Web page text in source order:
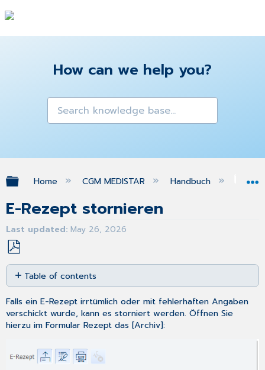
How can we help you?
Expand/collapse global hierarchy
Home CGM MEDISTAR Handbuch
E-Rezept stornieren
Last updated May 26, 2026
Save
as
PDF
Table of contents
einer
Mehrfachverordnung
Falls ein E-Rezept irrtümlich oder mit fehlerhaften Angaben
verschickt wurde, kann es storniert werden. Öffnen Sie
hierzu im Formular Rezept das [Archiv]: